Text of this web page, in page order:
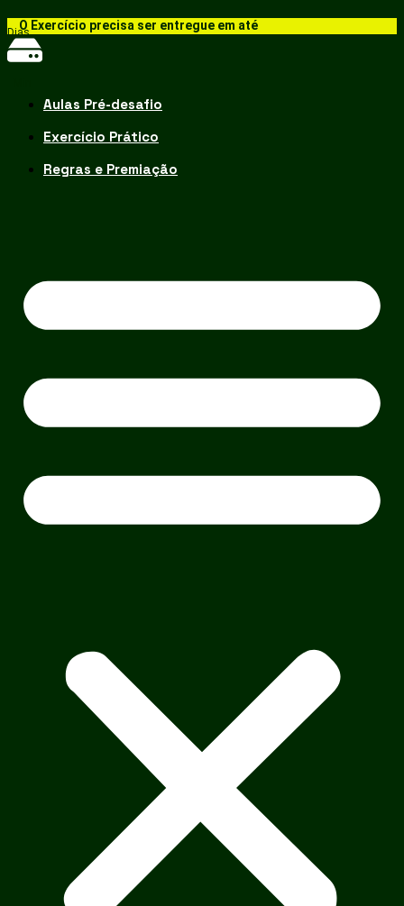
O Exercício precisa ser entregue em até
Dias
Hrs
Aulas Pré-desafio
Exercício Prático
Regras e Premiação